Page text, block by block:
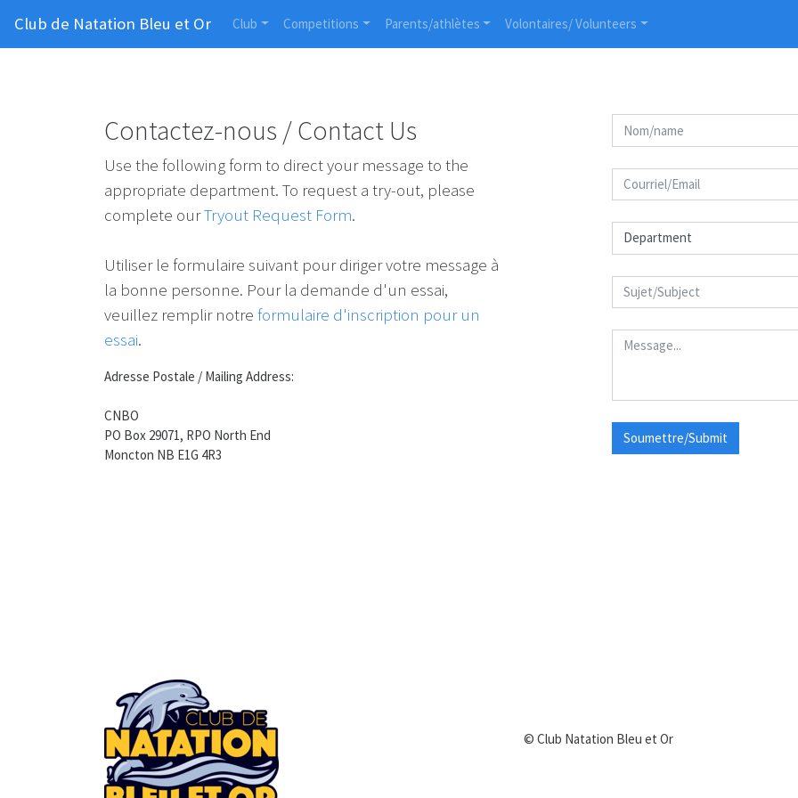
Club de Natation Bleu et Or Club Competitions Parents/athlètes Volontaires/ Volunteers
Contactez-nous / Contact Us
Use the following form to direct your message to the
appropriate department. To request a try-out, please
complete ourTryout Request Form.
Utiliser le formulaire suivant pour diriger votre message à
la bonne personne. Pour la demande d'un essai,
veuillez remplir notre formulaire d'inscription pour un
essai.
Adresse Postale / Mailing Address:
CNBO
PO Box 29071, RPO North End
Moncton NB E1G 4R3
Soumettre/Submit
© Club Natation Bleu et Or